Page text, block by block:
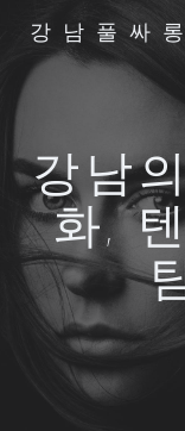
강남풀싸롱
강남
화,